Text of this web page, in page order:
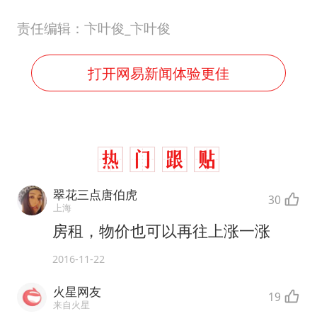
责任编辑：卞叶俊_卞叶俊
打开网易新闻体验更佳
翠花三点唐伯虎
上海 30
房租，物价也可以再往上涨一涨
2016-11-22
火星网友
来自火星 19